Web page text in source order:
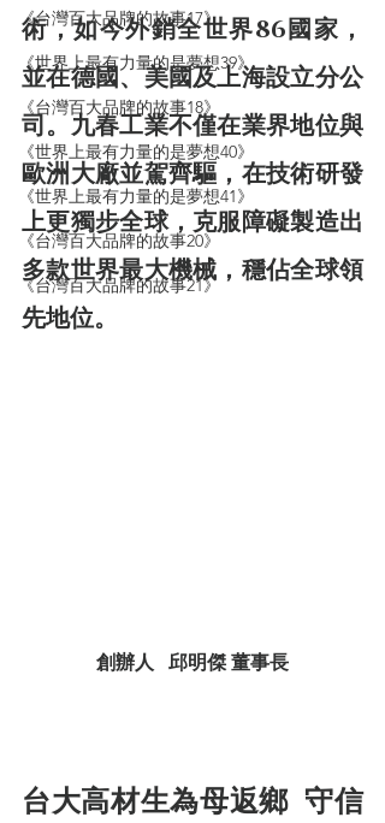
《台灣百大品牌的故事17》
《世界上最有力量的是夢想39》
《台灣百大品牌的故事18》
《世界上最有力量的是夢想40》
《世界上最有力量的是夢想41》
《台灣百大品牌的故事20》
《台灣百大品牌的故事21》
術，如今外銷全世界86國家，
並在德國、美國及上海設立分公
司。九春工業不僅在業界地位與
歐洲大廠並駕齊驅，在技術研發
上更獨步全球，克服障礙製造出
多款世界最大機械，穩佔全球領
先地位。
創辦人   邱明傑 董事長
台大高材生為母返鄉  守信